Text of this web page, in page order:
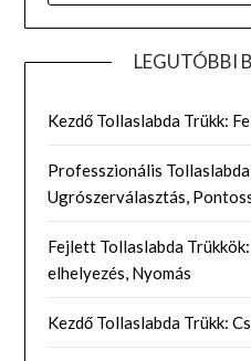
LEGUTÓBBI
Kezdő Tollaslabda Trükk:
Professzionális
Ugrószerválasztás,
Fejlett Tollaslabda
elhelyezés, Nyomás
Kezdő Tollaslabda Trükk: